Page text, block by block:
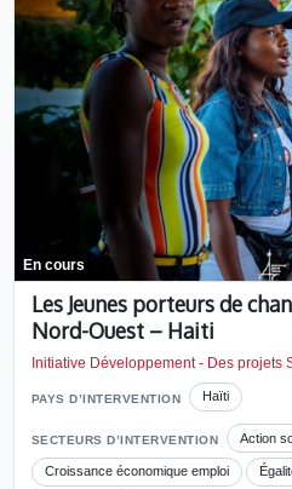
En cours
Les Jeunes porteurs de
Nord-Ouest – Haiti
Initiative Développement - Des projets
PAYS D’INTERVENTION Haïti
SECTEURS D’INTERVENTION Action
Croissance économique emploi